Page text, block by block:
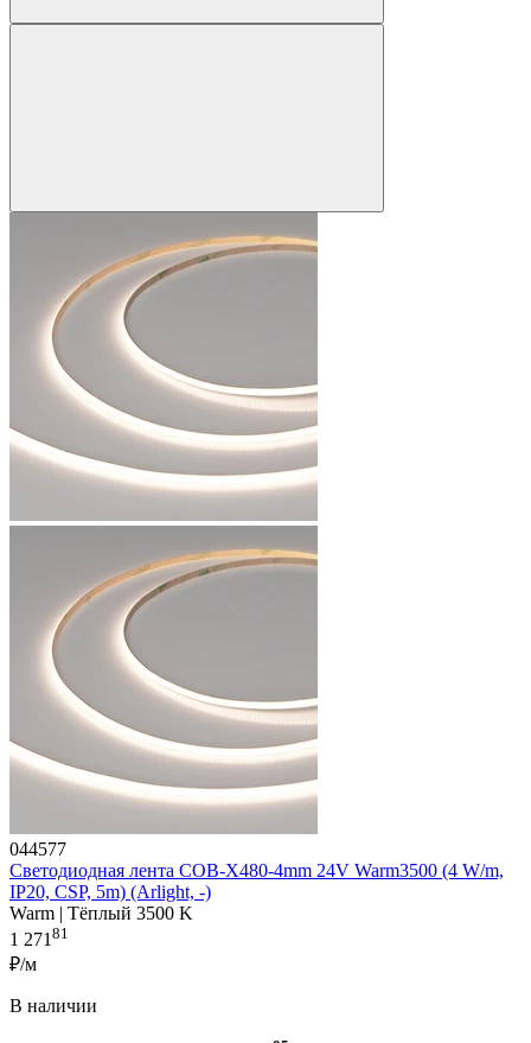
044577
Светодиодная лента COB-X480-4mm 24V Warm3500 (4 W/m,
IP20, CSP, 5m) (Arlight, -)
Warm | Тёплый 3500 K
1 271 81
₽/м
В наличии